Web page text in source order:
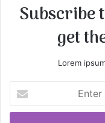
Subscribe
get
Lorem
t